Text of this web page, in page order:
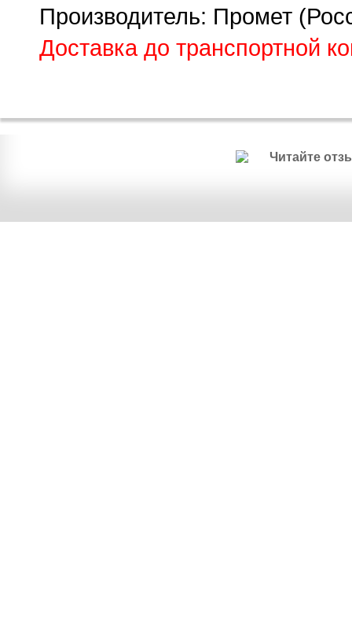
Производитель: Промет
Доставка до транспортной